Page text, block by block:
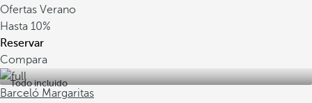
Ofertas Verano
Hasta 10%
Reservar
Compara
Todo incluido
Barceló Margaritas